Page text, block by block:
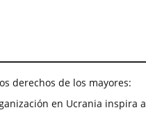
derechos de los mayores:
en Ucrania inspira a